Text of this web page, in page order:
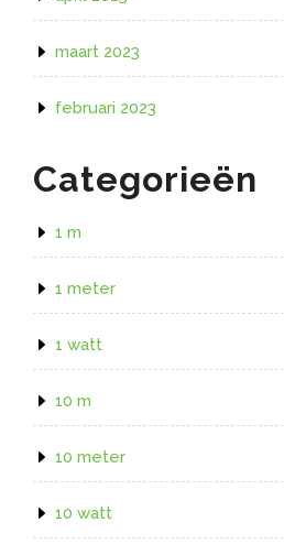
maart 2023
februari 2023
Categorieën
1 m
1 meter
1 watt
10 m
10 meter
10 watt